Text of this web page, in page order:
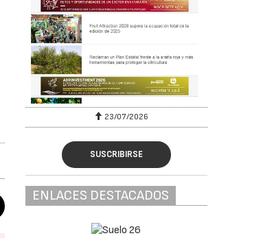
23/07/2026
SUSCRIBIRSE
ENLACES DESTACADOS